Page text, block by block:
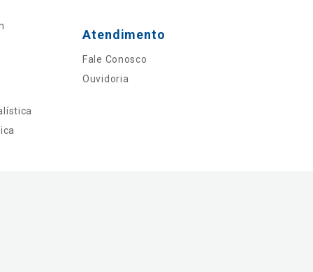
Atendimento
Fale Conosco
Ouvidoria